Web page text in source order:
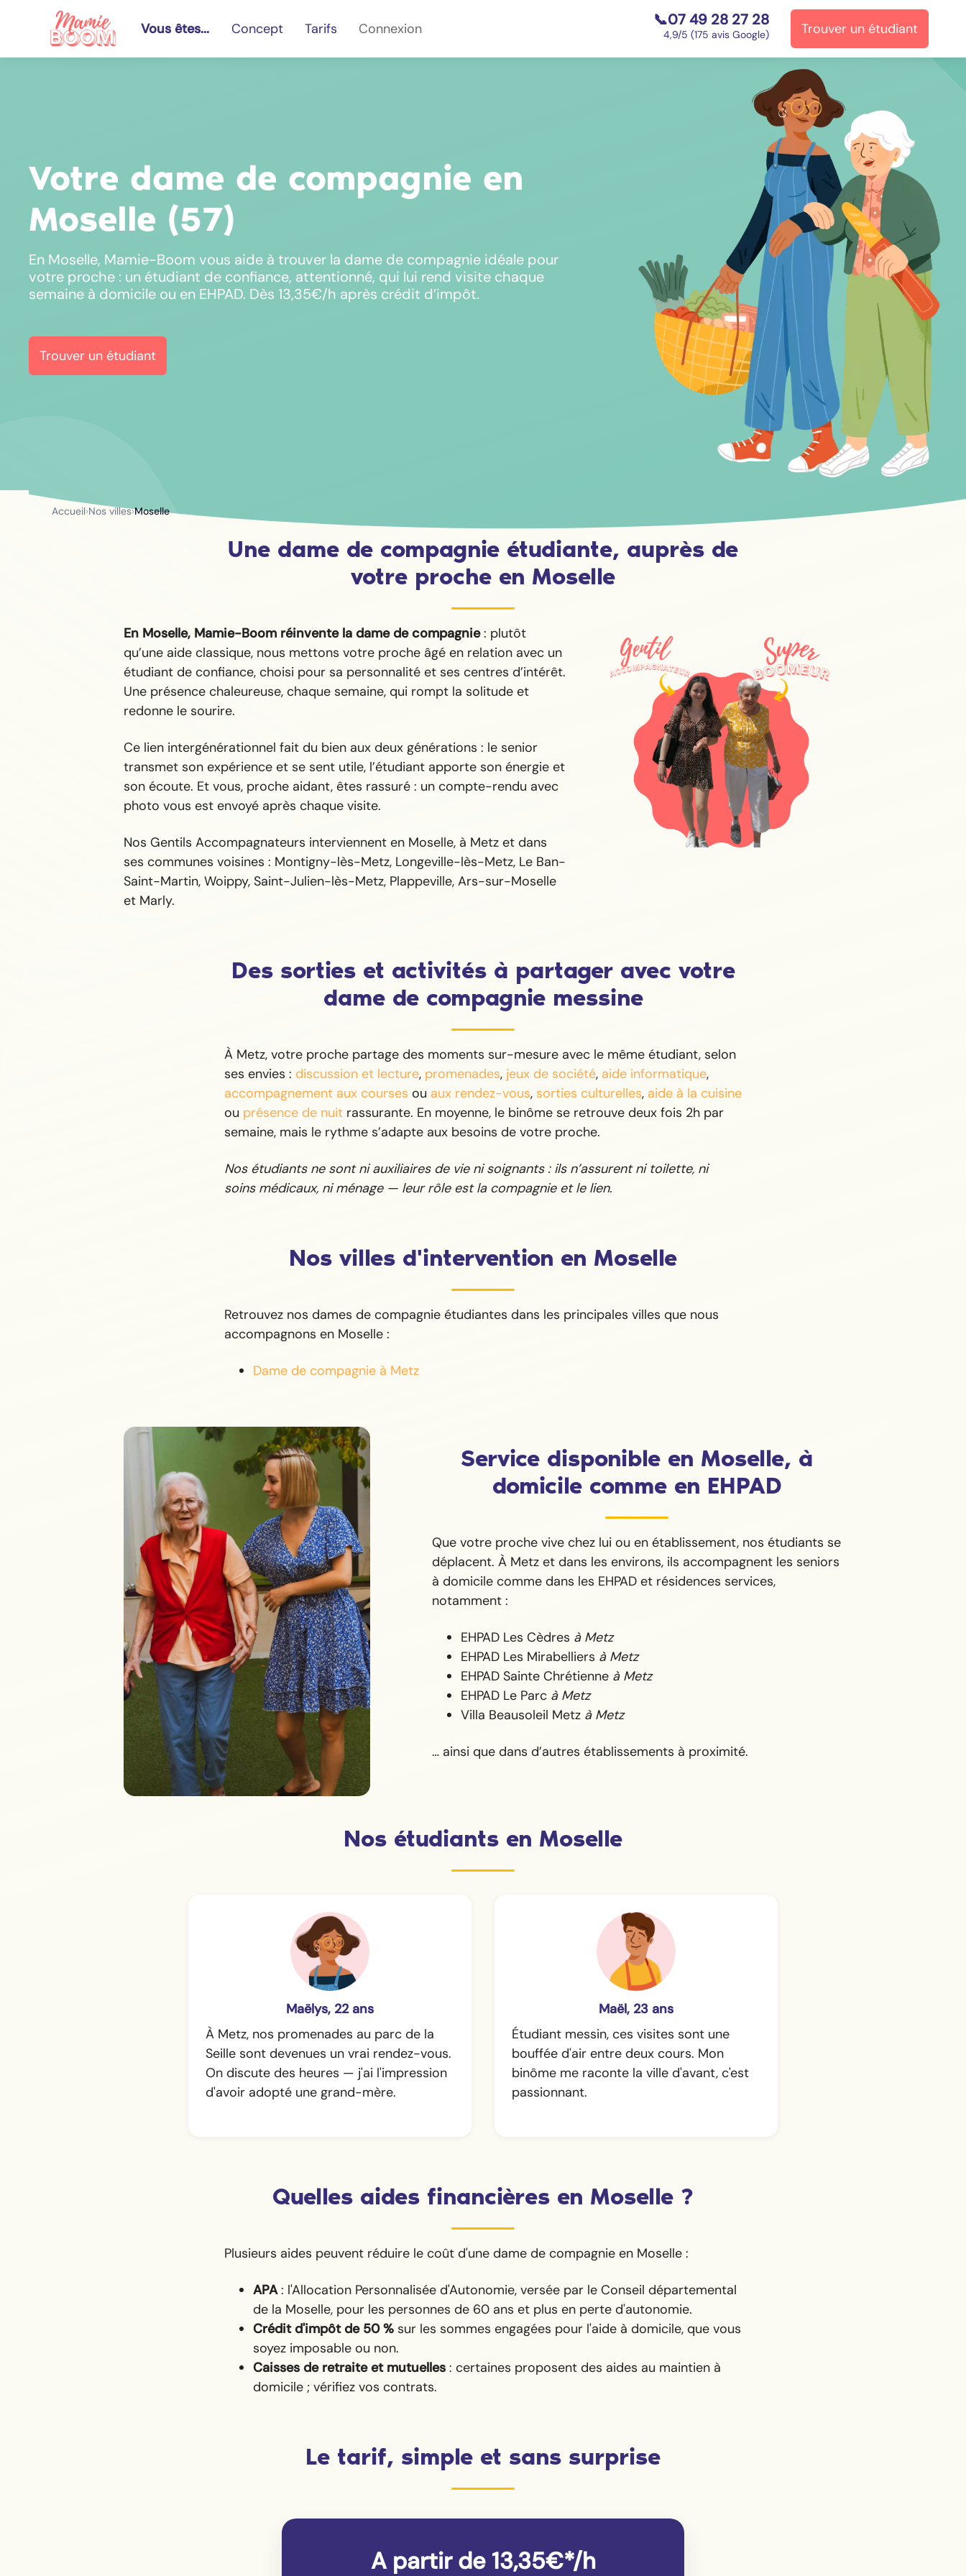
Vous êtes... Concept Tarifs Connexion 📞07 49 28 27 28
4,9/5 (175 avis Google) Trouver un étudiant
Votre dame de compagnie en
Moselle (57)
En Moselle, Mamie-Boom vous aide à trouver la dame de compagnie idéale pour
votre proche : un étudiant de confiance, attentionné, qui lui rend visite chaque
semaine à domicile ou en EHPAD. Dès 13,35€/h après crédit d’impôt.
Trouver un étudiant
Accueil›Nos villes›Moselle
Une dame de compagnie étudiante, auprès de
votre proche en Moselle
En Moselle, Mamie-Boom réinvente la dame de compagnie: plutôt
qu’une aide classique, nous mettons votre proche âgé en relation avec un
étudiant de confiance, choisi pour sa personnalité et ses centres d’intérêt.
Une présence chaleureuse, chaque semaine, qui rompt la solitude et
redonne le sourire.
Ce lien intergénérationnel fait du bien aux deux générations : le senior
transmet son expérience et se sent utile, l’étudiant apporte son énergie et
son écoute. Et vous, proche aidant, êtes rassuré : un compte-rendu avec
photo vous est envoyé après chaque visite.
Nos Gentils Accompagnateurs interviennent en Moselle, à Metz et dans
ses communes voisines : Montigny-lès-Metz, Longeville-lès-Metz, Le Ban-
Saint-Martin, Woippy, Saint-Julien-lès-Metz, Plappeville, Ars-sur-Moselle
et Marly.
Des sorties et activités à partager avec votre
dame de compagnie messine
À Metz, votre proche partage des moments sur-mesure avec le même étudiant, selon
ses envies : discussion et lecture, promenades, jeux de société, aide informatique,
accompagnement aux courses ou aux rendez-vous, sorties culturelles, aide à la cuisine
ou présence de nuit rassurante. En moyenne, le binôme se retrouve deux fois 2h par
semaine, mais le rythme s’adapte aux besoins de votre proche.
Nos étudiants ne sont ni auxiliaires de vie ni soignants : ils n’assurent ni toilette, ni
soins médicaux, ni ménage — leur rôle est la compagnie et le lien.
Nos villes d'intervention en Moselle
Retrouvez nos dames de compagnie étudiantes dans les principales villes que nous
accompagnons en Moselle :
Dame de compagnie à Metz
Service disponible en Moselle, à
domicile comme en EHPAD
Que votre proche vive chez lui ou en établissement, nos étudiants se
déplacent. À Metz et dans les environs, ils accompagnent les seniors
à domicile comme dans les EHPAD et résidences services,
notamment :
EHPAD Les Cèdres à Metz
EHPAD Les Mirabelliers à Metz
EHPAD Sainte Chrétienne à Metz
EHPAD Le Parc à Metz
Villa Beausoleil Metz à Metz
… ainsi que dans d’autres établissements à proximité.
Nos étudiants en Moselle
Maëlys, 22 ans
À Metz, nos promenades au parc de la
Seille sont devenues un vrai rendez-vous.
On discute des heures — j'ai l'impression
d'avoir adopté une grand-mère.
Maël, 23 ans
Étudiant messin, ces visites sont une
bouffée d'air entre deux cours. Mon
binôme me raconte la ville d'avant, c'est
passionnant.
Quelles aides financières en Moselle ?
Plusieurs aides peuvent réduire le coût d'une dame de compagnie en Moselle :
APA: l'Allocation Personnalisée d'Autonomie, versée par le Conseil départemental
de la Moselle, pour les personnes de 60 ans et plus en perte d'autonomie.
Crédit d'impôt de 50 % sur les sommes engagées pour l'aide à domicile, que vous
soyez imposable ou non.
Caisses de retraite et mutuelles : certaines proposent des aides au maintien à
domicile ; vérifiez vos contrats.
Le tarif, simple et sans surprise
A partir de 13,35€*/h